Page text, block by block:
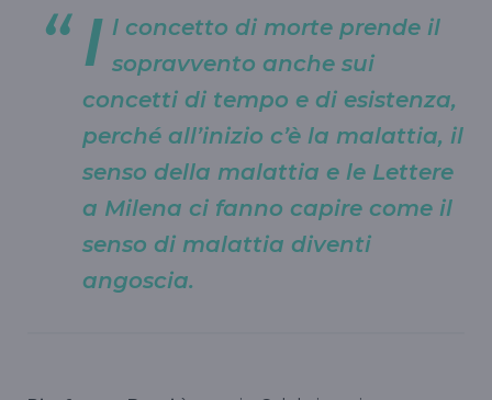
I l concetto di morte prende il
sopravvento anche sui
concetti di tempo e di esistenza,
perché all’inizio c’è la malattia, il
senso della malattia e le Lettere
a Milena ci fanno capire come il
senso di malattia diventi
angoscia.